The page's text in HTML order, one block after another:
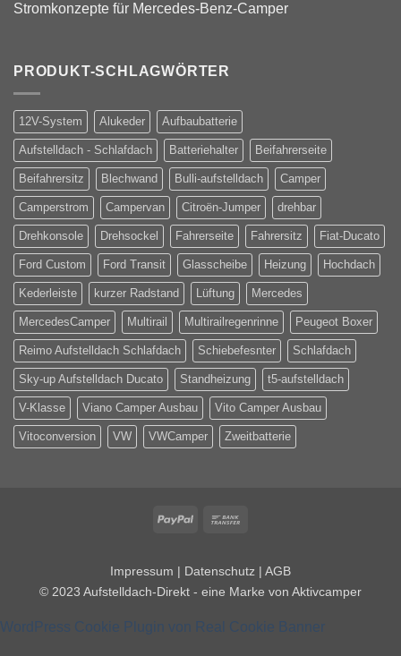
Stromkonzepte für Mercedes-Benz-Camper
PRODUKT-SCHLAGWÖRTER
12V-System Alukeder Aufbaubatterie
Aufstelldach - Schlafdach Batteriehalter Beifahrerseite
Beifahrersitz Blechwand Bulli-aufstelldach Camper
Camperstrom Campervan Citroën-Jumper drehbar
Drehkonsole Drehsockel Fahrerseite Fahrersitz Fiat-Ducato
Ford Custom Ford Transit Glasscheibe Heizung Hochdach
Kederleiste kurzer Radstand Lüftung Mercedes
MercedesCamper Multirail Multirailregenrinne Peugeot Boxer
Reimo Aufstelldach Schlafdach Schiebefesnter Schlafdach
Sky-up Aufstelldach Ducato Standheizung t5-aufstelldach
V-Klasse Viano Camper Ausbau Vito Camper Ausbau
Vitoconversion VW VWCamper Zweitbatterie
PayPal
Impressum | Datenschutz | AGB
© 2023 Aufstelldach-Direkt - eine Marke von Aktivcamper
WordPress Cookie Plugin von Real Cookie Banner